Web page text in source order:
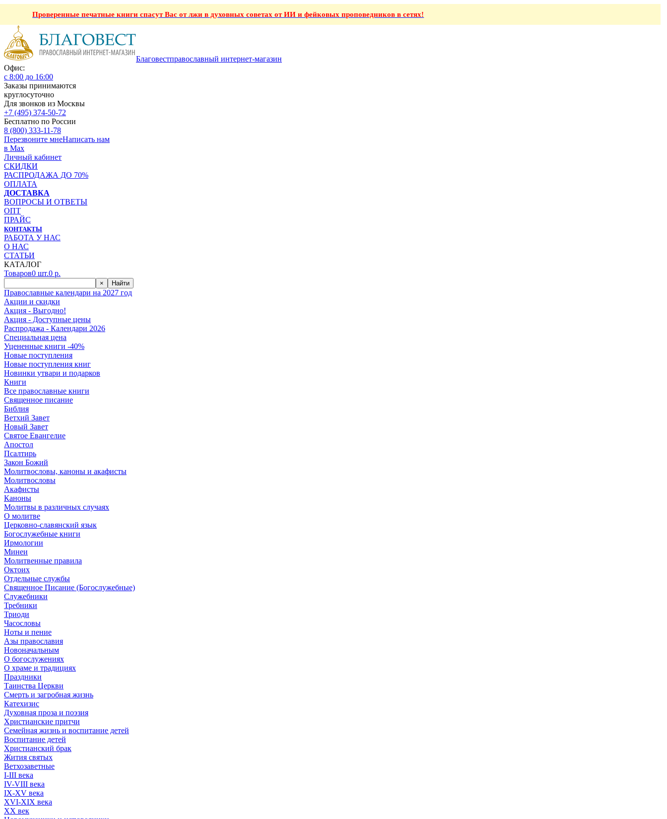
Проверенные печатные книги спасут Вас от лжи в духовных советах от ИИ и фейковых проповедников в сетях!
Благовестправославный интернет-магазин
Офис:
с 8:00 до 16:00
Заказы принимаются
круглосуточно
Для звонков из Москвы
+7 (495) 374-50-72
Бесплатно по России
8 (800) 333-11-78
Перезвоните мнеНаписать нам
в Max
Личный кабинет
СКИДКИ
РАСПРОДАЖА ДО 70%
ОПЛАТА
ДОСТАВКА
ВОПРОСЫ И ОТВЕТЫ
ОПТ
ПРАЙС
КОНТАКТЫ
РАБОТА У НАС
О НАС
СТАТЬИ
КАТАЛОГ
Товаров0 шт.0 р.
× Найти
Православные календари на 2027 год
Акции и скидки
Акция - Выгодно!
Акция - Доступные цены
Распродажа - Календари 2026
Специальная цена
Уцененные книги -40%
Новые поступления
Новые поступления книг
Новинки утвари и подарков
Книги
Все православные книги
Священное писание
Библия
Ветхий Завет
Новый Завет
Святое Евангелие
Апостол
Псалтирь
Закон Божий
Молитвословы, каноны и акафисты
Молитвословы
Акафисты
Каноны
Молитвы в различных случаях
О молитве
Церковно-славянский язык
Богослужебные книги
Ирмологии
Минеи
Молитвенные правила
Октоих
Отдельные службы
Священное Писание (Богослужебные)
Служебники
Требники
Триоди
Часословы
Ноты и пение
Азы православия
Новоначальным
О богослужениях
О храме и традициях
Праздники
Таинства Церкви
Смерть и загробная жизнь
Катехизис
Духовная проза и поэзия
Христианские притчи
Семейная жизнь и воспитание детей
Воспитание детей
Христианский брак
Жития святых
Ветхозаветные
I-III века
IV-VIII века
IX-XV века
XVI-XIX века
XX век